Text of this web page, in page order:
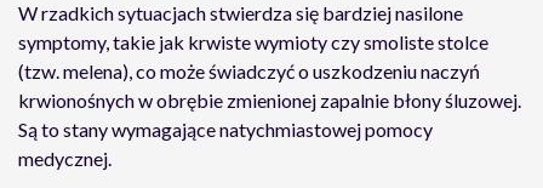
W rzadkich sytuacjach stwierdza się bardziej nasilone
symptomy, takie jak krwiste wymioty czy smoliste stolce
(tzw. melena), co może świadczyć o uszkodzeniu naczyń
krwionośnych w obrębie zmienionej zapalnie błony śluzowej.
Są to stany wymagające natychmiastowej pomocy
medycznej.